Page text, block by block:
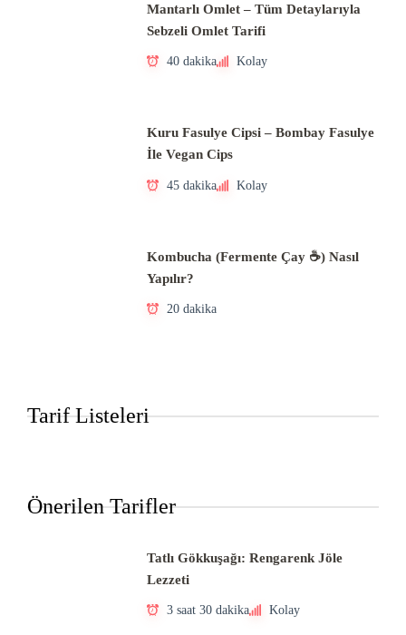
Mantarlı Omlet – Tüm Detaylarıyla
Sebzeli Omlet Tarifi
40 dakika Kolay
Kuru Fasulye Cipsi – Bombay Fasulye
İle Vegan Cips
45 dakika Kolay
Kombucha (Fermente Çay ☕) Nasıl
Yapılır?
20 dakika
Tarif Listeleri
Önerilen Tarifler
Tatlı Gökkuşağı: Rengarenk Jöle
Lezzeti
3 saat 30 dakika Kolay